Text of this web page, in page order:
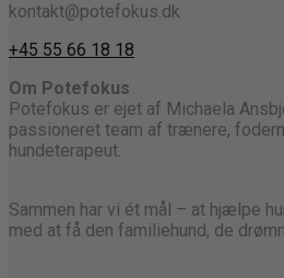
kontakt@potefokus.dk
+45 55 66 18 18
Om Potefokus
Potefokus er ejet af Michaela
passioneret team af trænere,
hundeterapeut.
Sammen har vi ét mål – at hjælpe
med at få den familiehund, de